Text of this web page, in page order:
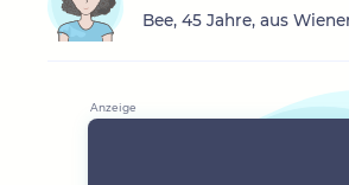
Bee, 45 Jahre, aus